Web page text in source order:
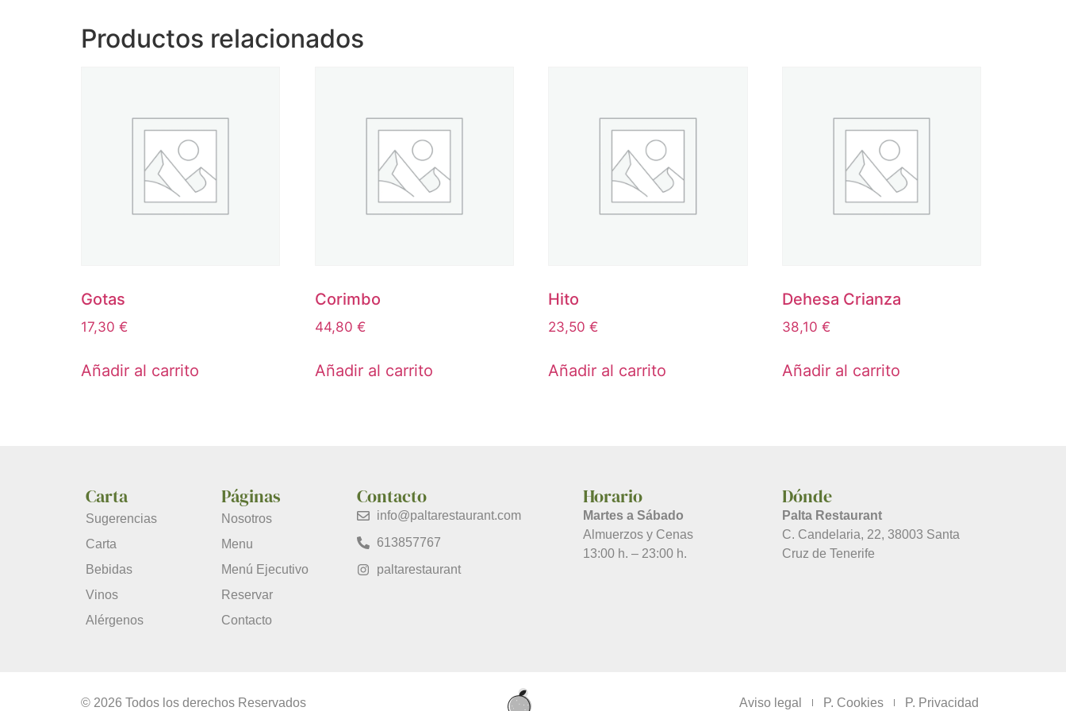
Productos relacionados
Gotas
17,30 €
Añadir al carrito
Corimbo
44,80 €
Añadir al carrito
Hito
23,50€
Añadir al carrito
Dehesa Crianza
38,10€
Añadir al carrito
Carta
Sugerencias
Carta
Bebidas
Vinos
Alérgenos
Páginas
Nosotros
Menu
Menú Ejecutivo
Reservar
Contacto
Contacto
info@paltarestaurant.com
613857767
paltarestaurant
Horario
Martes a Sábado
Almuerzos y Cenas
13:00 h. – 23:00 h.
Dónde
Palta Restaurant
C. Candelaria, 22, 38003 Santa
Cruz de Tenerife
© 2026 Todos los derechos Reservados Aviso legal P. Cookies P. Privacidad